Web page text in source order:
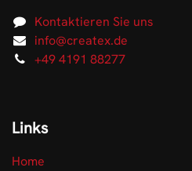
Kontaktieren Sie uns
info@createx.de
+49 4191 88277
Links
Home